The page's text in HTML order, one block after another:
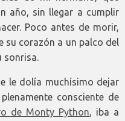
año, sin llegar a cumplir
Poco antes de morir,
su corazón a un palco del
sonrisa.
le dolía muchísimo dejar
consciente de
de Monty Python, iba a